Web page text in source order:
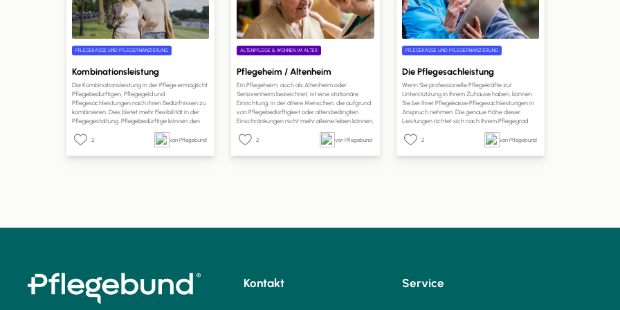
PFLEGEKASSE UND PFLEGEFINANZIERUNG
Kombinationsleistung
Die Kombinationsleistung in der Pflege ermöglicht
Pflegebedürftigen, Pflegegeld und
Pflegesachleistungen nach ihren Bedürfnissen zu
kombinieren. Dies bietet mehr Flexibilität in der
Pflegegestaltung. Pflegebedürftige können den
bei der Pflegekasse ist erforderlich, und die
Kostenabrechnung erfolgt direkt mit den
Pflegeleistungserbringern. Dies ermöglicht eine
2 von Pflegebund
ALTENPFLEGE & WOHNEN IM ALTER
Pflegeheim / Altenheim
Ein Pflegeheim, auch als Altenheim oder
Seniorenheim bezeichnet, ist eine stationäre
Einrichtung, in der ältere Menschen, die aufgrund
von Pflegebedürftigkeit oder altersbedingten
Einschränkungen nicht mehr alleine leben können,
erhalten. Pflegeheime sind spezialisierte
Einrichtungen, die rund um die Uhr professionelle
Pflege und Unterstützung bieten.
2 von Pflegebund
PFLEGEKASSE UND PFLEGEFINANZIERUNG
Die Pflegesachleistung
Wenn Sie professionelle Pflegekräfte zur
Unterstützung in Ihrem Zuhause haben, können
Sie bei Ihrer Pflegekasse Pflegesachleistungen in
Anspruch nehmen. Die genaue Höhe dieser
Leistungen richtet sich nach Ihrem Pflegegrad.
mit Pflegesachleistungen finanzieren können, wie
hoch Ihr Anspruch ist und wie Sie die
Pflegesachleistungen beantragen können.
2 von Pflegebund
Kontakt Service